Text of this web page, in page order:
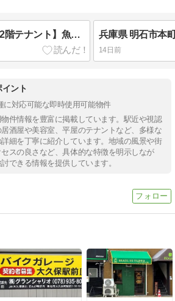
兵庫県 明石市本町 【2階テナント】魚の棚商店街メイン通り！新築2階店舗募集！ 貸店舗・テナント
14日前
ント
に対応可能な即時使用可能物件
件情報を豊富に掲載しています。駅近や視認
酒屋や美容室、平屋のテナントなど、多様な
細を丁寧に紹介しています。地域の風景や街
スの良さなど、具体的な特徴を明示しなが
できる情報を提供しています。